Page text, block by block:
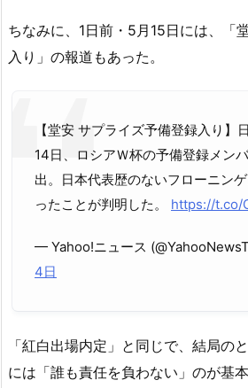
ちなみに、1日前・5月15日には、「
入り」の報道もあった。
【堂安 サプライズ予備登録入り】
14日、ロシアＷ杯の予備登録メン
出。日本代表歴のないフローニン
ったことが判明した。 https://t.co/
— Yahoo!ニュース
4日
「紅白出場内定」と同じで、結局の
には「誰も責任を負わない」のが基